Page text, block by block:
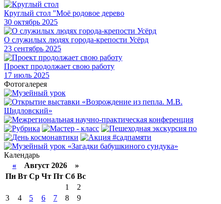
Круглый стол "Моё родовое дерево
30 октябрь 2025
О служилых людях города-крепости Усёрд
23 сентябрь 2025
Проект продолжает свою работу
17 июль 2025
Фотогалерея
Календарь
« Август 2026 »
Пн Вт Ср Чт Пт Сб Вс
1
2
3
4 5 6 7 8
9